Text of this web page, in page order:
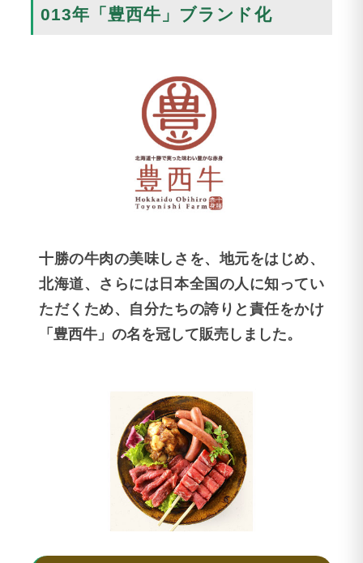
013年「豊西牛」ブランド化
十勝の牛肉の美味しさを、地元をはじめ、
北海道、さらには日本全国の人に知ってい
ただくため、自分たちの誇りと責任をかけ
「豊西牛」の名を冠して販売しました。